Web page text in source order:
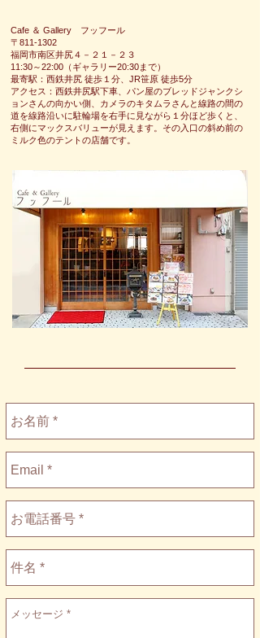
Cafe ＆ Gallery フッフール
〒811-1302
福岡市南区井尻４－２１－２３
11:30～22:00​（ギャラリー20:30まで）
最寄駅：西鉄井尻 徒歩１分、JR笹原 徒歩5分
アクセス：西鉄井尻駅下車、パン屋のブレッドジャンクシ
ョンさんの向かい側、カメラのキタムラさんと線路の間の
道を線路沿いに駐輪場を右手に見ながら１分ほど歩くと、
右側にマックスバリューが見えます。その入口の斜め前の
ミルク色のテントの店舗です。